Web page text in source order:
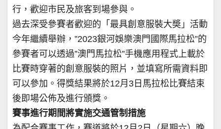
行，歡迎市民及旅客到場參與。
過去深受參賽者歡迎的「最具創意服裝大奬」活動
今年繼續舉辦，”2023銀河娛樂澳門國際馬拉松”的
參賽者可以透過”澳門馬拉松”手機應用程式上載於
比賽時穿著的創意服裝的照片，並填寫所需資料即
可以參加。得獎結果將於12月3日馬拉松比賽結束
後即場公佈及進行頒獎。
賽事進行期間將實施交通管制措施